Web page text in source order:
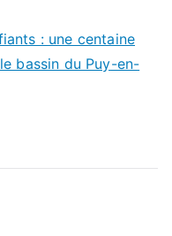
: une centaine
bassin du Puy-en-